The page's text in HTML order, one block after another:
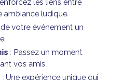
les liens entre
ambiance ludique.
de votre événement un
: Passez un moment
vos amis.
: Une expérience unique qui